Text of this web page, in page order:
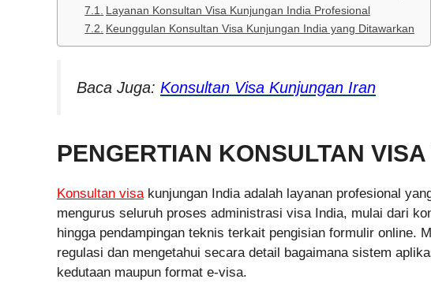
Layanan Konsultan Visa Kunjungan India Profesional
Keunggulan Konsultan Visa Kunjungan India yang Ditawarkan
Baca Juga: Konsultan Visa Kunjungan Iran
PENGERTIAN KONSULTAN
Konsultan visa kunjungan India adalah layanan profesional
mengurus seluruh proses administrasi visa India, mulai dari
hingga pendampingan teknis terkait pengisian formulir online.
regulasi dan mengetahui secara detail bagaimana sistem
kedutaan maupun format e-visa.